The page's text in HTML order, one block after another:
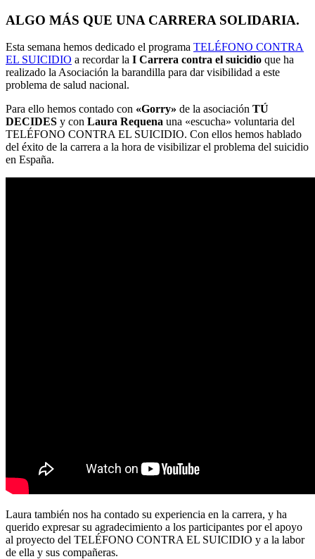
ALGO MÁS QUE UNA CARRERA SOLIDARIA.
Esta semana hemos dedicado el programa TELÉFONO CONTRA
EL SUICIDIO a recordar la I Carrera contra el suicidio que ha
realizado la Asociación la barandilla para dar visibilidad a este
problema de salud nacional.
Para ello hemos contado con «Gorry» de la asociación TÚ
DECIDES y con Laura Requena una «escucha» voluntaria del
TELÉFONO CONTRA EL SUICIDIO. Con ellos hemos hablado
del éxito de la carrera a la hora de visibilizar el problema del suicidio
en España.
Laura también nos ha contado su experiencia en la carrera, y ha
querido expresar su agradecimiento a los participantes por el apoyo
al proyecto del TELÉFONO CONTRA EL SUICIDIO y a la labor
de ella y sus compañeras.